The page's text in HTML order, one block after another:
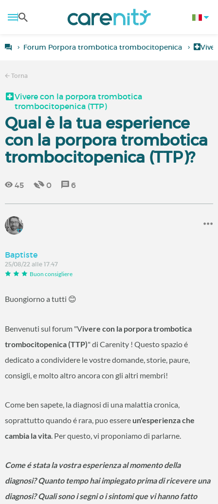
Forum Porpora trombotica trombocitopenica
Torna
Vivere con la porpora trombotica
trombocitopenica (TTP)
Qual è la tua esperience
con la porpora trombotica
trombocitopenica (TTP)?
45 0 6
Baptiste
25/08/22 alle 17:47
Buon consigliere
Buongiorno a tutti 😊
Benvenuti sul forum "Vivere con la porpora trombotica
trombocitopenica (TTP)" di Carenity ! Questo spazio é
dedicato a condividere le vostre domande, storie, paure,
consigli, e molto altro ancora con gli altri membri!
Come ben sapete, la diagnosi di una malattia cronica,
soprattutto quando é rara, puo essere un'esperienza che
cambia la vita. Per questo, vi proponiamo di parlarne.
Come é stata la vostra esperienza al momento della
diagnosi? Quanto tempo hai impiegato prima di ricevere una
diagnosi? Quali sono i segni o i sintomi que vi hanno fatto